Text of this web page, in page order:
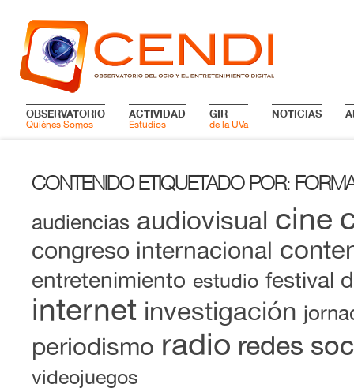
OBSERVATORIO
Quiénes Somos
ACTIVIDAD
Estudios
GIR
de la UVa
NOTICIAS
CONTENIDO ETIQUETADO POR:
audiencias audiovisual cine
congreso internacional
entretenimiento estudio festival
internet investigación
periodismo radio redes
videojuegos